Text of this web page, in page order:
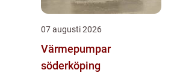
07 augusti 2026
Värmepumpar
söderköping